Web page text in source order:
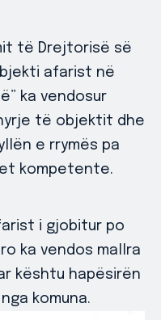
të Drejtorisë së
afarist në
ka vendosur
të objektit dhe
e rrymës pa
kompetente.
i gjobitur po
ka vendos mallra
kështu hapësirën
komuna.